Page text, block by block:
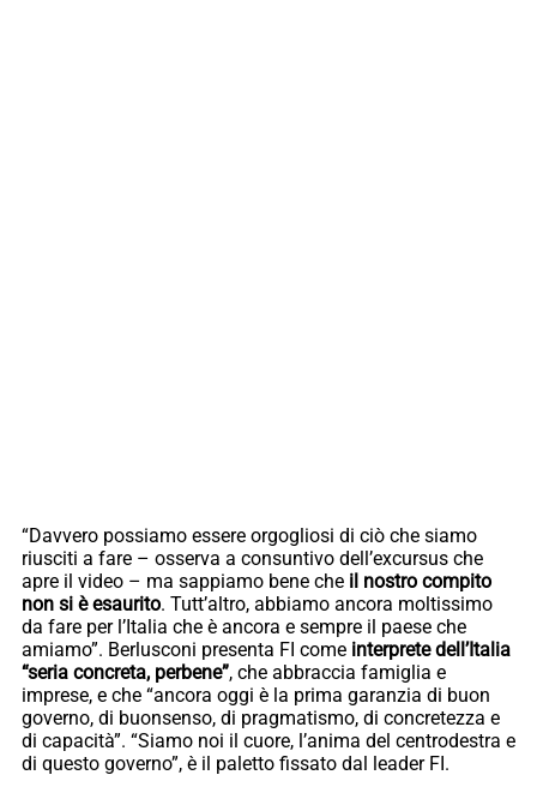
“Davvero possiamo essere orgogliosi di ciò che siamo
riusciti a fare – osserva a consuntivo dell’excursus che
apre il video – ma sappiamo bene che il nostro compito
non si è esaurito. Tutt’altro, abbiamo ancora moltissimo
da fare per l’Italia che è ancora e sempre il paese che
amiamo”. Berlusconi presenta FI come interprete dell’Italia
“seria concreta, perbene”, che abbraccia famiglia e
imprese, e che “ancora oggi è la prima garanzia di buon
governo, di buonsenso, di pragmatismo, di concretezza e
di capacità”. “Siamo noi il cuore, l’anima del centrodestra e
di questo governo”, è il paletto fissato dal leader FI.